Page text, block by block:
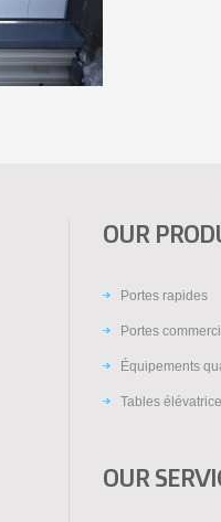
OUR
Portes rapides
Portes
Équipements
Tables
OUR